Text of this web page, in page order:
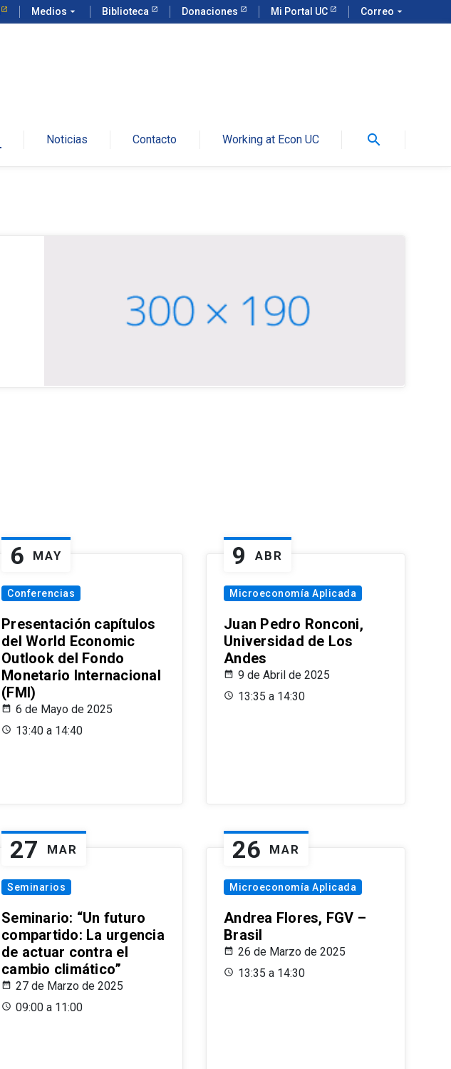
Medios arrow_drop_down Biblioteca Donaciones Mi Portal UC Correo arrow_drop_down
Noticias Contacto Working at Econ UC search
6 MAY
Conferencias
Presentación capítulos
del World Economic
Outlook del Fondo
Monetario Internacional
(FMI)
6 de Mayo de 2025
13:40 a 14:40
9 ABR
Microeconomía Aplicada
Juan Pedro Ronconi,
Universidad de Los
Andes
9 de Abril de 2025
13:35 a 14:30
27 MAR
Seminarios
Seminario: “Un futuro
compartido: La urgencia
de actuar contra el
cambio climático”
27 de Marzo de 2025
09:00 a 11:00
26 MAR
Microeconomía Aplicada
Andrea Flores, FGV –
Brasil
26 de Marzo de 2025
13:35 a 14:30